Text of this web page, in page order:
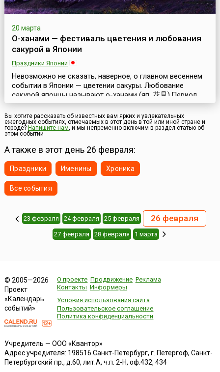
20 марта
О-ханами — фестиваль цветения и любования
сакурой в Японии
Праздники Японии
Невозможно не сказать, наверное, о главном весеннем
событии в Японии — цветении сакуры. Любование
сакурой японцы называют о-ханами (яп. 花見).Период
цветения сакуры не является официальным праздником
в Японии. В японском календаре нет ни национального
праздника, ни специальных праздничных или выходных
дней, связанных с этим великолепным природным
Вы хотите рассказать об известных вам ярких и увлекательных
ежегодных событиях, отмечаемых в этот день в той или иной стране и
городе? Напишите нам, и мы непременно включим в раздел статью об
этом событии
А также в этот день 26 февраля:
Праздники Именины Хроника
Все события
23 февраля 24 февраля 25 февраля 26 февраля
27 февраля 28 февраля 1 марта
© 2005—2026
Проект
«Календарь
событий»
О проекте Продвижение Реклама
Контакты Информеры
Условия использования сайта
Пользовательское соглашение
Политика конфиденциальности
Учредитель — ООО «Квантор»
Адрес учредителя: 198516 Санкт-Петербург, г. Петергоф, Санкт-
Петербургский пр., д.60, лит.А, ч.п. 2-Н, оф.432, 434